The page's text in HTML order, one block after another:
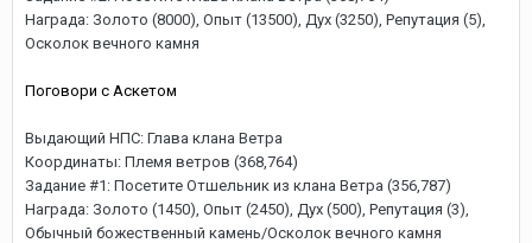
Награда: Золото (8000), Опыт (13500), Дух (3250), Репутация (5),
Осколок вечного камня
Поговори с Аскетом
Выдающий НПС: Глава клана Ветра
Координаты: Племя ветров (368,764)
Задание #1: Посетите Отшельник из клана Ветра (356,787)
Награда: Золото (1450), Опыт (2450), Дух (500), Репутация (3),
Обычный божественный камень/Осколок вечного камня